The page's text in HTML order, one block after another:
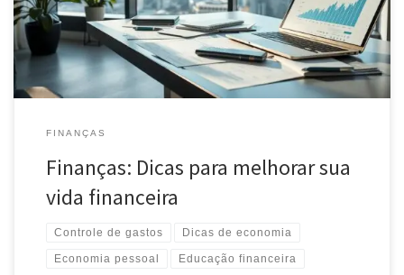
FINANÇAS
Finanças: Dicas para melhorar sua
vida financeira
Controle de gastos Dicas de economia
Economia pessoal Educação financeira